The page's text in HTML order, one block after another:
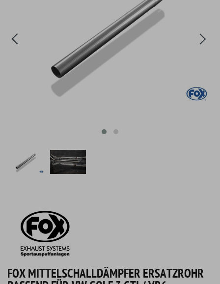
FOX MITTELSCHALLDÄMPFER ERSATZROHR